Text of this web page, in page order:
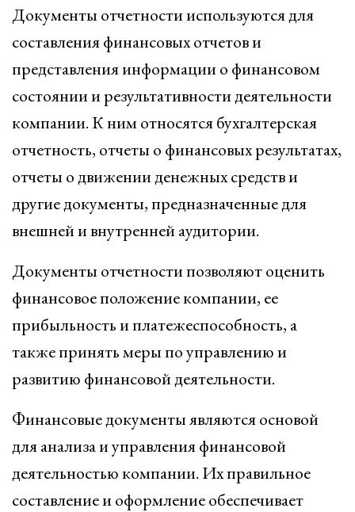
Документы отчетности используются для
составления финансовых отчетов и
представления информации о финансовом
состоянии и результативности деятельности
компании. К ним относятся бухгалтерская
отчетность, отчеты о финансовых результатах,
отчеты о движении денежных средств и
другие документы, предназначенные для
внешней и внутренней аудитории.
Документы отчетности позволяют оценить
финансовое положение компании, ее
прибыльность и платежеспособность, а
также принять меры по управлению и
развитию финансовой деятельности.
Финансовые документы являются основой
для анализа и управления финансовой
деятельностью компании. Их правильное
составление и оформление обеспечивает